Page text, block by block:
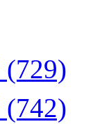
(729)
(742)